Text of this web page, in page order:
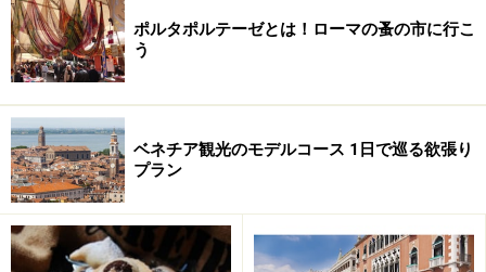
きにもおススメです。また、店頭で揚げる「ピッツァ・
フリット」も揚げ物好きならぜひ試したい一品。4つに
折りたたんで紙に包み、多少手を油っこくさせながら、
スパッカナポリを食べ歩けば、ナポリの思い出がもう一
つ増えること請け合いです。
＜DATA＞
■Di Matteo
住所：Via di Tribunali,94
ポルタポルテーゼとは！ローマの蚤の市に行こ
う
ベネチア観光のモデルコース 1日で巡る欲張り
プラン